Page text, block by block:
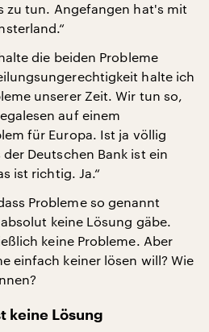
zu tun. Angefangen hat's mit
die beiden Probleme
halte ich
unserer Zeit. Wir tun so,
auf einem
für Europa. Ist ja völlig
Deutschen Bank ist ein
ist richtig. Ja.“
Probleme so genannt
keine Lösung gäbe.
keine Probleme. Aber
einfach keiner lösen will? Wie
keine Lösung